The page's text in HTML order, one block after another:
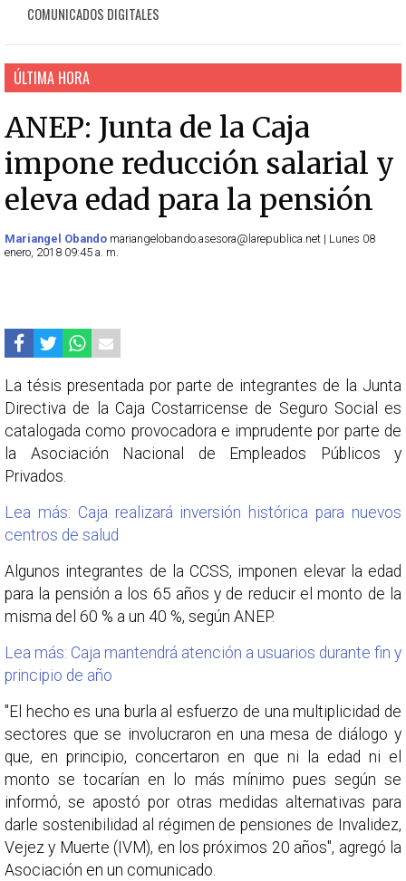
COMUNICADOS DIGITALES
ÚLTIMA HORA
ANEP: Junta de la Caja
impone reducción salarial y
eleva edad para la pensión
Mariangel Obando mariangelobando.asesora@larepublica.net | Lunes 08
enero, 2018 09:45 a. m.
La tésis presentada por parte de integrantes de la Junta
Directiva de la Caja Costarricense de Seguro Social es
catalogada como provocadora e imprudente por parte de
la Asociación Nacional de Empleados Públicos y
Privados.
Lea más: Caja realizará inversión histórica para nuevos
centros de salud
Algunos integrantes de la CCSS, imponen elevar la edad
para la pensión a los 65 años y de reducir el monto de la
misma del 60 % a un 40 %, según ANEP.
Lea más: Caja mantendrá atención a usuarios durante fin y
principio de año
"El hecho es una burla al esfuerzo de una multiplicidad de
sectores que se involucraron en una mesa de diálogo y
que, en principio, concertaron en que ni la edad ni el
monto se tocarían en lo más mínimo pues según se
informó, se apostó por otras medidas alternativas para
darle sostenibilidad al régimen de pensiones de Invalidez,
Vejez y Muerte (IVM), en los próximos 20 años", agregó la
Asociación en un comunicado.